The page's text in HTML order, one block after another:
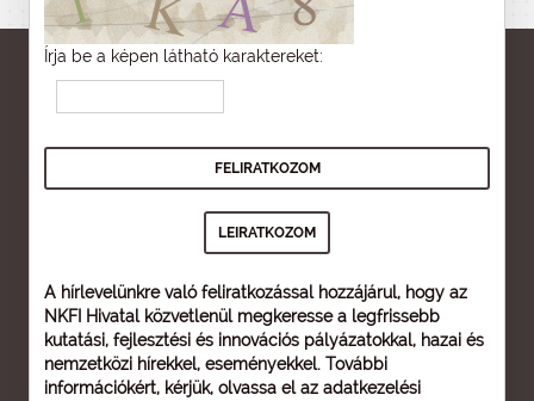
Írja be a képen látható karaktereket:
A hírlevelünkre való feliratkozással hozzájárul, hogy az
NKFI Hivatal közvetlenül megkeresse a legfrissebb
kutatási, fejlesztési és innovációs pályázatokkal, hazai és
nemzetközi hírekkel, eseményekkel. További
információkért, kérjük, olvassa el az adatkezelési